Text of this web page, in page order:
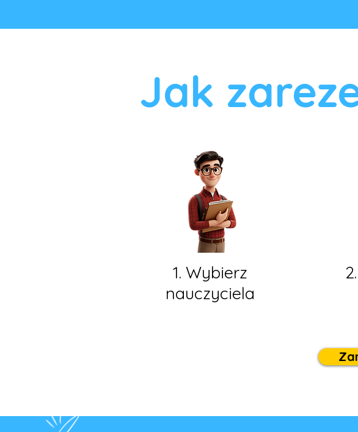
Jak
1. Wybierz
nauczyciela